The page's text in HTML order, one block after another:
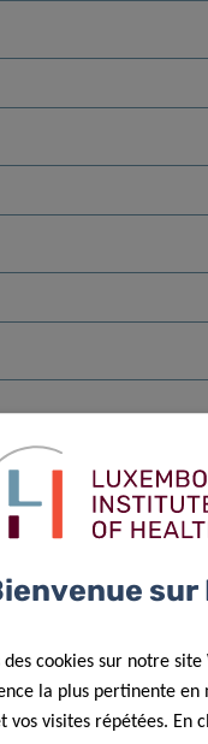
sur
des cookies sur notre site
la plus pertinente en
vos visites répétées. En